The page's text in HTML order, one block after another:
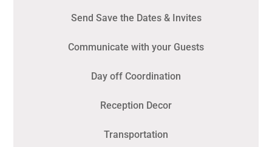
Send Save the Dates & Invites
Communicate with your Guests
Day off Coordination
Reception Decor
Transportation